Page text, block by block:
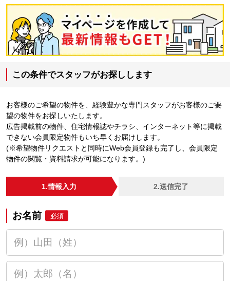
この条件でスタッフがお探しします
お客様のご希望の物件を、経験豊かな専門スタッフがお客様のご要
望の物件をお探しいたします。
広告掲載前の物件、住宅情報誌やチラシ、インターネット等に掲載
できない会員限定物件もいち早くお届けします。
(※希望物件リクエストと同時にWeb会員登録も完了し、会員限定
物件の閲覧・資料請求が可能になります。)
1.情報入力 2.送信完了
お名前 必須